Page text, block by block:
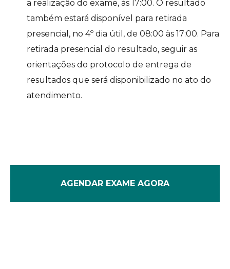
a realização do exame, às 17:00. O resultado
também estará disponível para retirada
presencial, no 4º dia útil, de 08:00 às 17:00. Para
retirada presencial do resultado, seguir as
orientações do protocolo de entrega de
resultados que será disponibilizado no ato do
atendimento.
AGENDAR EXAME AGORA